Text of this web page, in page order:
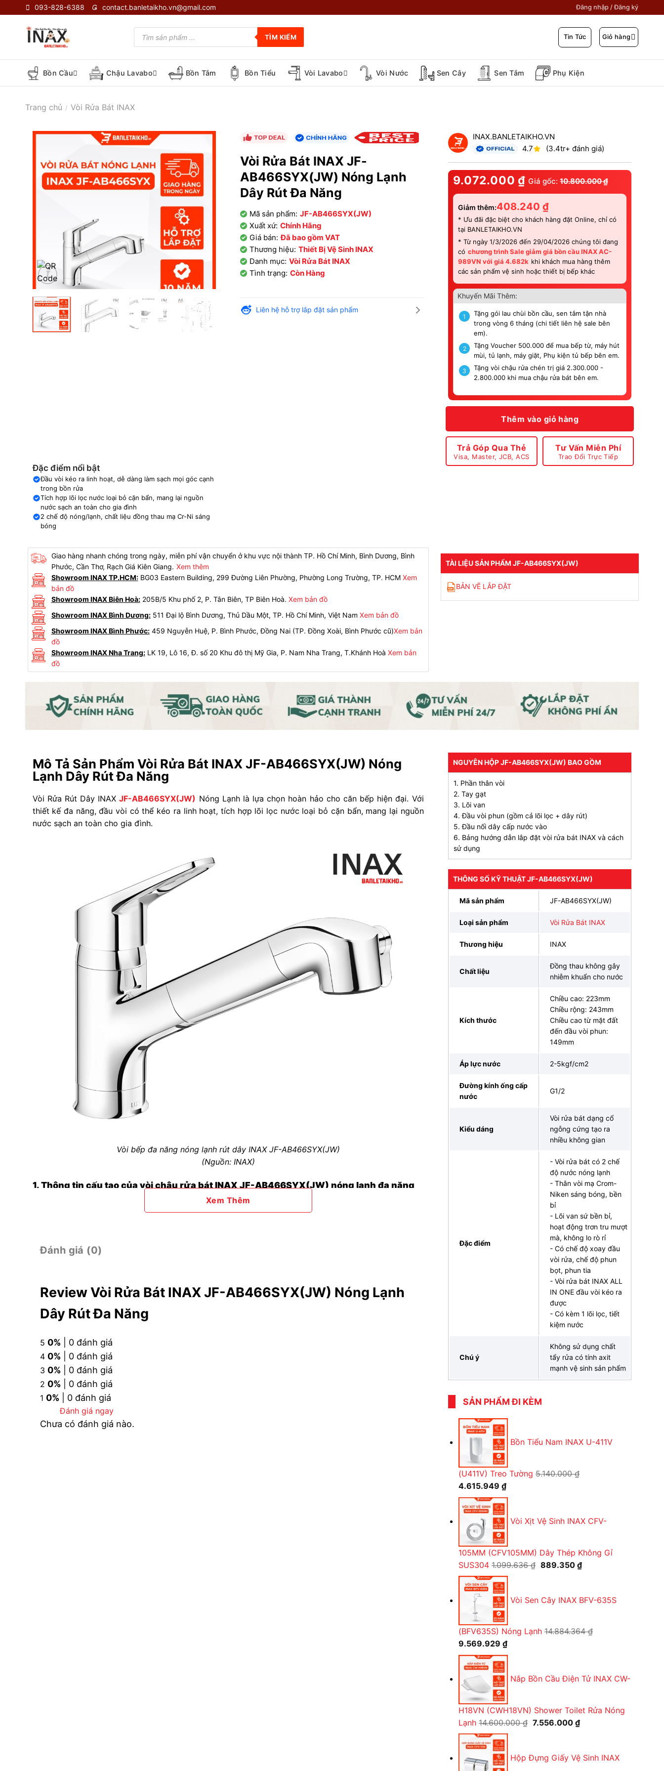
to
content
093-828-6388 contact.banletaikho.vn@gmail.com Đăng nhập / Đăng ký
Tìm
kiếm
phẩm
TÌM KIẾM Tin Tức Giỏ hàng
Bồn Cầu Chậu Lavabo Bồn Tắm Bồn Tiểu Vòi Lavabo Vòi Nước Sen Cây Sen Tắm Phụ Kiện
Trang chủ / Vòi Rửa Bát INAX
Đặc điểm nổi bật
Đầu vòi kéo ra linh hoạt, dễ dàng làm sạch mọi góc cạnh
trong bồn rửa
Tích hợp lõi lọc nước loại bỏ cặn bẩn, mang lại nguồn
nước sạch an toàn cho gia đình
2 chế độ nóng/lạnh, chất liệu đồng thau mạ Cr-Ni sáng
bóng
Vòi Rửa Bát INAX JF-
AB466SYX(JW) Nóng Lạnh
Dây Rút Đa Năng
Mã sản phẩm: JF-AB466SYX(JW)
Xuất xứ: Chính Hãng
Giá bán: Đã bao gồm VAT
Thương hiệu: Thiết Bị Vệ Sinh INAX
Danh mục: Vòi Rửa Bát INAX
Tình trạng: Còn Hàng
Liên hệ hỗ trợ lắp đặt sản phẩm
INAX.BANLETAIKHO.VN
4.7
(3.4tr+ đánh giá)
9.072.000 ₫ Giá gốc: 10.800.000₫
Giảm thêm:408.240₫
* Ưu đãi đặc biệt cho khách hàng đặt Online, chỉ có
tại BANLETAIKHO.VN
* Từ ngày 1/3/2026 đến 29/04/2026 chúng tôi đang
có chương trình Sale giảm giá bồn cầu INAX AC-
989VN với giá 4.682k khi khách mua hàng thêm
các sản phẩm vệ sinh hoặc thiết bị bếp khác
Khuyến Mãi Thêm:
1
Tặng gói lau chùi bồn cầu, sen tắm tận nhà
trong vòng 6 tháng (chi tiết liên hệ sale bên
em).
2
Tặng Voucher 500.000 để mua bếp từ, máy hút
mùi, tủ lạnh, máy giặt, Phụ kiện tủ bếp bên em.
3
Tặng vòi chậu rửa chén trị giá 2.300.000 -
2.800.000 khi mua chậu rửa bát bên em.
Thêm vào giỏ hàng
Trả Góp Qua Thẻ
Visa, Master, JCB, ACS
Tư Vấn Miễn Phí
Trao Đổi Trực Tiếp
Giao hàng nhanh chóng trong ngày, miễn phí vận chuyển ở khu vực nội thành TP. Hồ Chí Minh, Bình Dương, Bình
Phước, Cần Thơ, Rạch Giá Kiên Giang. Xem thêm
Showroom INAX TP.HCM:BG03 Eastern Building, 299 Đường Liên Phường, Phường Long Trường, TP. HCM Xem
bản đồ
Showroom INAX Biên Hoà:205B/5 Khu phố 2, P. Tân Biên, TP Biên Hoà. Xem bản đồ
Showroom INAX Bình Dương:511 Đại lộ Bình Dương, Thủ Dầu Một, TP. Hồ Chí Minh, Việt Nam Xem bản đồ
Showroom INAX Bình Phước:459 Nguyễn Huệ, P. Bình Phước, Đồng Nai (TP. Đồng Xoài, Bình Phước cũ)Xem bản
đồ
Showroom INAX Nha Trang:LK 19, Lô 16, Đ. số 20 Khu đô thị Mỹ Gia, P. Nam Nha Trang, T.Khánh Hoà Xem bản
đồ
TÀI LIỆU SẢN PHẨM JF-AB466SYX(JW)
BẢN VẼ LẮP ĐẶT
Mô Tả Sản Phẩm Vòi Rửa Bát INAX JF-AB466SYX(JW) Nóng
Lạnh Dây Rút Đa Năng
Vòi Rửa Rút Dây INAXJF-AB466SYX(JW) Nóng Lạnh là lựa chọn hoàn hảo cho căn bếp hiện đại. Với
thiết kế đa năng, đầu vòi có thể kéo ra linh hoạt, tích hợp lõi lọc nước loại bỏ cặn bẩn, mang lại nguồn
nước sạch an toàn cho gia đình.
Vòi bếp đa năng nóng lạnh rút dây INAX JF-AB466SYX(JW)
(Nguồn: INAX)
1. Thông tin cấu tạo của vòi chậu rửa bát INAX JF-AB466SYX(JW) nóng lạnh đa năng
Chất liệu: Đồng mạ Cr/Ni
Kích thước: 223 x 250 mm.
Xem Thêm
Đánh giá (0)
Review Vòi Rửa Bát INAX JF-AB466SYX(JW) Nóng Lạnh
Dây Rút Đa Năng
5 0% | 0 đánh giá
4 0% | 0 đánh giá
3 0% | 0 đánh giá
2 0% | 0 đánh giá
1 0% | 0 đánh giá
Đánh giá ngay
Chưa có đánh giá nào.
NGUYÊN HỘP JF-AB466SYX(JW) BAO GỒM
1. Phần thân vòi
2. Tay gạt
3. Lõi van
4. Đầu vòi phun (gồm cả lõi lọc + dây rút)
5. Đầu nối dây cấp nước vào
6. Bảng hướng dẫn lắp đặt vòi rửa bát INAX và cách
sử dụng
THÔNG SỐ KỸ THUẬT JF-AB466SYX(JW)
Mã sản phẩm JF-AB466SYX(JW)
Loại sản phẩm Vòi Rửa Bát INAX
Thương hiệu INAX
Chất liệu
Đồng thau không gây
nhiễm khuẩn cho nước
Kích thước
Chiều cao: 223mm
Chiều rộng: 243mm
Chiều cao từ mặt đất
đến đầu vòi phun:
149mm
Áp lực nước 2-5kgf/cm2
Đường kính ống cấp
nước
G1/2
Kiểu dáng
Vòi rửa bát dạng cổ
ngỗng cứng tạo ra
nhiều không gian
Đặc điểm
- Vòi rửa bát có 2 chế
độ nước nóng lạnh
- Thân vòi mạ Crom-
Niken sáng bóng, bền
bỉ
- Lõi van sứ bền bỉ,
hoạt động trơn tru mượt
mà, không lo rò rỉ
- Có chế độ xoay đầu
vòi rửa, chế độ phun
bọt, phun tia
- Vòi rửa bát INAX ALL
IN ONE đầu vòi kéo ra
được
- Có kèm 1 lõi lọc, tiết
kiệm nước
Chú ý
Không sử dụng chất
tẩy rửa có tính axit
mạnh vệ sinh sản phẩm
SẢN PHẨM ĐI KÈM
Bồn Tiểu Nam INAX U-411V
(U411V) Treo Tường 5.140.000₫
Giá
gốc
là:
5.140.000 ₫.
4.615.949 ₫Giá
hiện
là:
Vòi Xịt Vệ Sinh INAX CFV-
105MM (CFV105MM) Dây Thép Không Gỉ
SUS304 1.099.636₫ Giá
1.099.636 ₫.
889.350 ₫Giá
là:
Vòi Sen Cây INAX BFV-635S
(BFV635S) Nóng Lạnh 14.884.364₫
Giá
gốc
là:
14.884.364 ₫.
9.569.929 ₫Giá
hiện
là:
Nắp Bồn Cầu Điện Tử INAX CW-
H18VN (CWH18VN) Shower Toilet Rửa Nóng
Lạnh 14.600.000₫ Giá
14.600.000 ₫.
7.556.000 ₫Giá
là:
Hộp Đựng Giấy Vệ Sinh INAX